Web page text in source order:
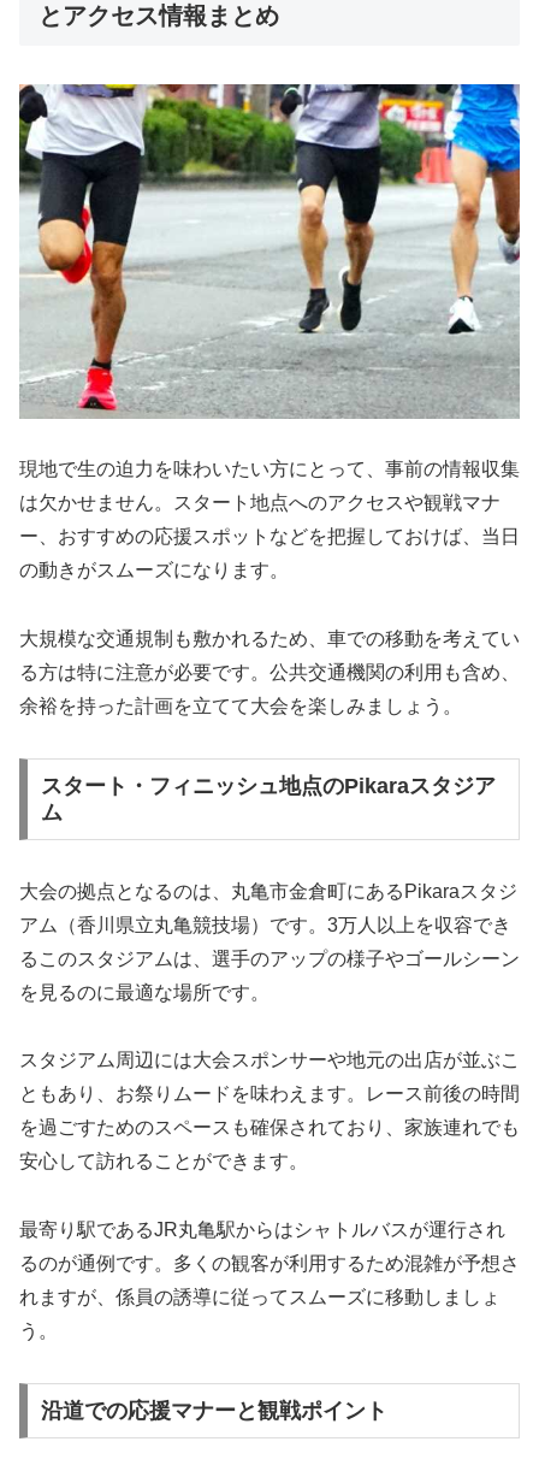
とアクセス情報まとめ
現地で生の迫力を味わいたい方にとって、事前の情報収集
は欠かせません。スタート地点へのアクセスや観戦マナ
ー、おすすめの応援スポットなどを把握しておけば、当日
の動きがスムーズになります。
大規模な交通規制も敷かれるため、車での移動を考えてい
る方は特に注意が必要です。公共交通機関の利用も含め、
余裕を持った計画を立てて大会を楽しみましょう。
スタート・フィニッシュ地点のPikaraスタジア
ム
大会の拠点となるのは、丸亀市金倉町にあるPikaraスタジ
アム（香川県立丸亀競技場）です。3万人以上を収容でき
るこのスタジアムは、選手のアップの様子やゴールシーン
を見るのに最適な場所です。
スタジアム周辺には大会スポンサーや地元の出店が並ぶこ
ともあり、お祭りムードを味わえます。レース前後の時間
を過ごすためのスペースも確保されており、家族連れでも
安心して訪れることができます。
最寄り駅であるJR丸亀駅からはシャトルバスが運行され
るのが通例です。多くの観客が利用するため混雑が予想さ
れますが、係員の誘導に従ってスムーズに移動しましょ
う。
沿道での応援マナーと観戦ポイント